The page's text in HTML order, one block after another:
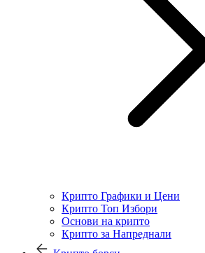
Крипто Графики и Цени
Крипто Топ Избори
Основи на крипто
Крипто за Напреднали